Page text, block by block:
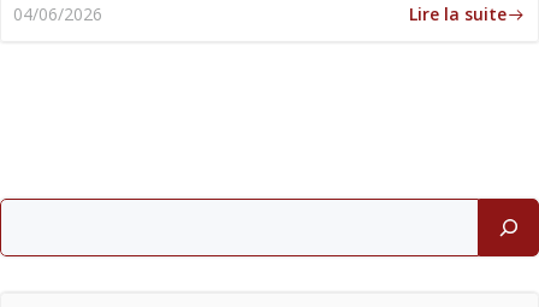
04/06/2026 Lire la suite
Rechercher